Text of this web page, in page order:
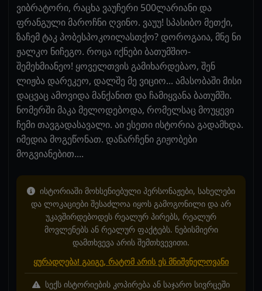
ვიბრატორი, რაცხა ვაუჩერი 500ლარიანი და
ფრანგული მაროჩნი ღვინო. ვაუუ! სპასიბო მეთქი,
ზაჩემ ტაკ პობესპოკოილასთქო? დოროგაია, მნე ნი
ჟალკო ნიჩეგო. როცა იქნები ბათუმშიო-
შემეხმიანეო! ყოველთვის გამიხარდებაო, შენ
ლიჟბა დარეკეო, დალშე მე ვიციო... ამასობაში მისი
დაცვაც ამოვიდა მანქანით და ჩამიყვანა ბათუმში.
ნომერში მაკა მელოდებოდა, რომელსაც მოუყევი
ჩემი თავგადასავალი. აი ესეთი ისტორია გადამხდა.
იმედია მოგეწონათ. დანარჩენი გიჟობები
მოგვიანებით....
ისტორიაში მოხსენიებული პერსონაჟები, სახელები
და ლოკაციები შესაძლოა იყოს გამოგონილი და არ
უკავშირდებოდეს რეალურ პირებს, რეალურ
მოვლენებს ან რეალურ ფაქტებს. ნებისმიერი
დამთხვევა არის შემთხვევითი.
ყურადღება! გაიგე, რატომ არის ეს მნიშვნელოვანი
სექს ისტორიების კოპირება ან საჯარო სივრცეში